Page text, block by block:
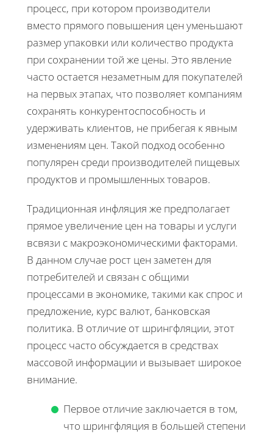
процесс, при котором производители
вместо прямого повышения цен уменьшают
размер упаковки или количество продукта
при сохранении той же цены. Это явление
часто остается незаметным для покупателей
на первых этапах, что позволяет компаниям
сохранять конкурентоспособность и
удерживать клиентов, не прибегая к явным
изменениям цен. Такой подход особенно
популярен среди производителей пищевых
продуктов и промышленных товаров.
Традиционная инфляция же предполагает
прямое увеличение цен на товары и услуги
всвязи с макроэкономическими факторами.
В данном случае рост цен заметен для
потребителей и связан с общими
процессами в экономике, такими как спрос и
предложение, курс валют, банковская
политика. В отличие от шрингфляции, этот
процесс часто обсуждается в средствах
массовой информации и вызывает широкое
внимание.
Первое отличие заключается в том,
что шрингфляция в большей степени